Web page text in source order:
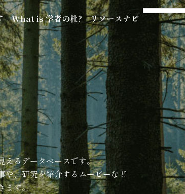
What is 学者の杜? リソースナビ
えるデータベースです。
や、研究を紹介するムービーなど
ます。